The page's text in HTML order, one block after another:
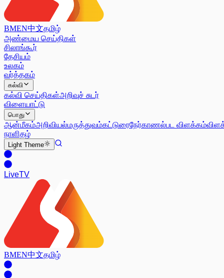
BMEN中文தமிழ்
அண்மைய செய்திகள்
சிலாங்கூர்
தேசியம்
உலகம்
வர்த்தகம்
கல்வி
கல்வி செய்திகள்அறிவுச் சுடர்
விளையாட்டு
பொது
ஆன்மீகம்அறிவியல்மருத்துவம்கட்டுரைநேர்காணல்பட விளக்கம்
நாளிதழ்
Light Theme
LiveTV
BMEN中文தமிழ்